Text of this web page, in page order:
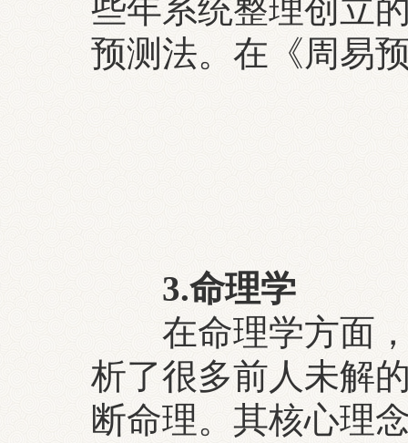
些年系统整理创立
预测法。在《周易
3.命理学
在命理学方面，
析了很多前人未解
断命理。其核心理